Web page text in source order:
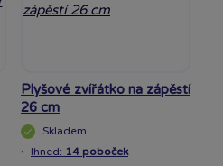
Plyšové zvířátko na zápěstí
26 cm
Skladem
· Ihned: 14 poboček